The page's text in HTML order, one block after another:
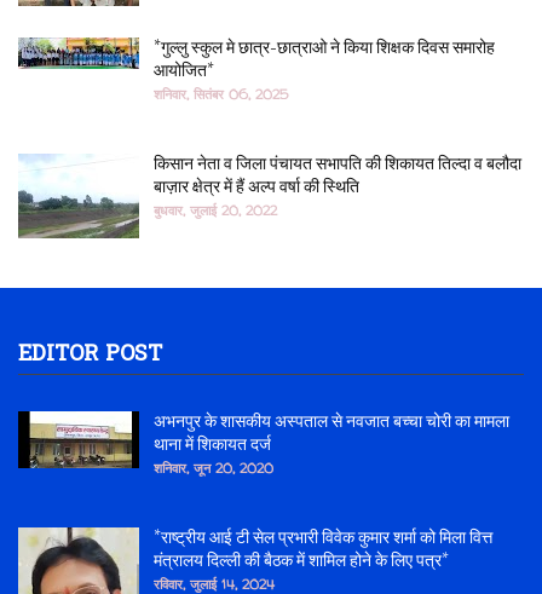
*गुल्लु स्कुल मे छात्र-छात्राओ ने किया शिक्षक दिवस समारोह
आयोजित*
शनिवार, सितंबर 06, 2025
किसान नेता व जिला पंचायत सभापति की शिकायत तिल्दा व बलौदा
बाज़ार क्षेत्र में हैं अल्प वर्षा की स्थिति
बुधवार, जुलाई 20, 2022
EDITOR POST
अभनपुर के शासकीय अस्पताल से नवजात बच्चा चोरी का मामला
थाना में शिकायत दर्ज
शनिवार, जून 20, 2020
*राष्ट्रीय आई टी सेल प्रभारी विवेक कुमार शर्मा को मिला वित्त
मंत्रालय दिल्ली की बैठक में शामिल होने के लिए पत्र*
रविवार, जुलाई 14, 2024